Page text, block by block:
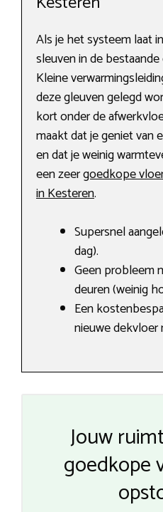
Als je het systeem laat
sleuven in de
Kleine
deze gleuven gelegd
kort onder de
maakt dat je geniet van
en dat je weinig
een zeergoedkope
in Kesteren.
Supersnel
dag).
Geen probleem
deuren (weinig
Een
nieuwe dekvloer
Jouw
goedkope